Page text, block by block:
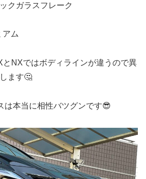
クガラスフレーク
アム
とNXではボディラインが違うので異
ます🤔
は本当に相性バツグンです😎